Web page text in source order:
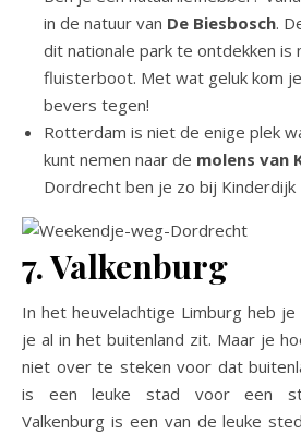
in de natuur van De Biesbosch.
dit nationale park te ontdekken is
fluisterboot. Met wat geluk kom
bevers tegen!
Rotterdam is niet de enige plek
kunt nemen naar de molens van
Dordrecht ben je zo bij Kinderdijk
7. Valkenburg
In het heuvelachtige Limburg heb
je al in het buitenland zit. Maar je
niet over te steken voor dat
is een leuke stad voor een
Valkenburg is een van de leuke